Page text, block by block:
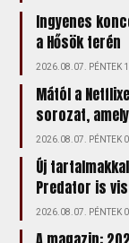
Ingyenes
a Hősök terén
2026.08.07. PÉNTEK
Mától a
sorozat,
2026.08.07. PÉNTEK
Új
Predator is
2026.08.07. PÉNTEK